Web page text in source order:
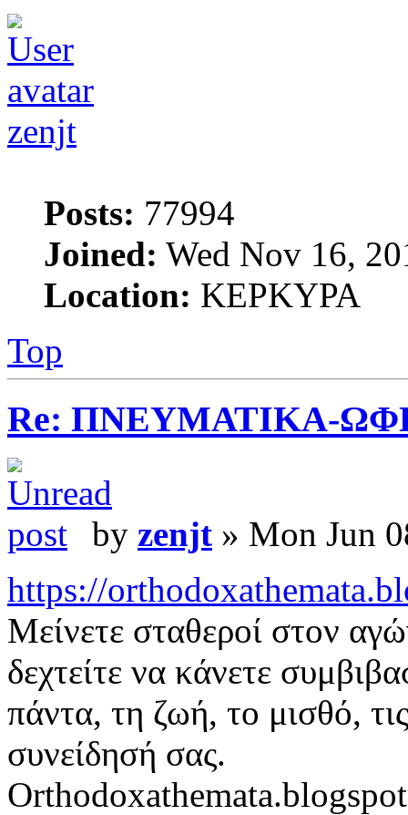
zenjt
Posts: 77994
Joined: Wed Nov 16,
Location: ΚΕΡΚΥΡΑ
Top
Re: ΠΝΕΥΜΑΤΙΚΑ-
by zenjt » Mon Jun
https://
Μείνετε σταθεροί στον
δεχτείτε να κάνετε
πάντα, τη ζωή, το μισθό,
συνείδησή σας.